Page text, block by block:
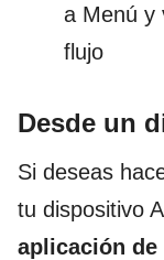
a Menú y
flujo
Desde un
Si deseas
tu dispositivo
aplicación de